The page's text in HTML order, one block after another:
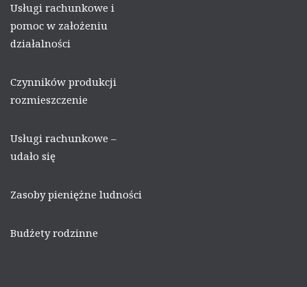
Usługi rachunkowe i
pomoc w założeniu
działalności
Czynników produkcji
rozmieszczenie
Usługi rachunkowe –
udało się
Zasoby pieniężne ludności
Budżety rodzinne